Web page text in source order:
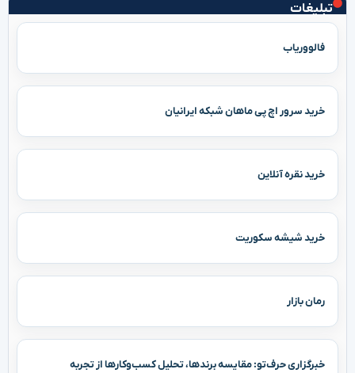
تبلیغات
فالووریاب
خرید سرور اچ پی ماهان شبکه ایرانیان
خرید نقره آنلاین
خرید شیشه سکوریت
رمان بازار
خبرگزاری حرف‌تو: مقایسه برندها، تحلیل کسب‌وکارها از تجربه